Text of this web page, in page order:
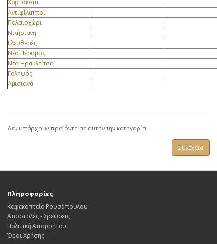
Χορτοκόπι
Αντιφίλιπποι
Παλαιοχώρι
Νικήσιανη
Ελευθερές
Νέα Πέραμος
Νέα Ηρακλείτσα
Γαληψός
Αμισιανά
Δεν υπάρχουν προϊόντα σε αυτήν την κατηγορία.
Συνέχεια
Πληροφορίες
Καφεκοπτείο Ρουσόπουλου
Αποστολές - Χρεώσεις
Πολιτική Απορρήτου
Όροι Χρήσης